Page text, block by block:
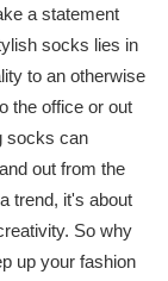
a statement
socks lies in
to an otherwise
the office or out
socks can
out from the
trend, it's about
So why
up your fashion